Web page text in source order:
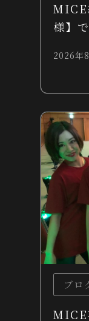
MICE
様】
2026年
ブロ
MICE